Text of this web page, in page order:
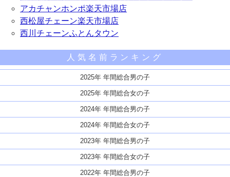
アカチャンホンポ楽天市場店
西松屋チェーン楽天市場店
西川チェーンふとんタウン
人気名前ランキング
2025年 年間総合男の子
2025年 年間総合女の子
2024年 年間総合男の子
2024年 年間総合女の子
2023年 年間総合男の子
2023年 年間総合女の子
2022年 年間総合男の子